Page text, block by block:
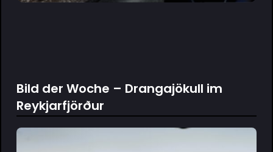
Bild der Woche – Drangajökull im
Reykjarfjörður